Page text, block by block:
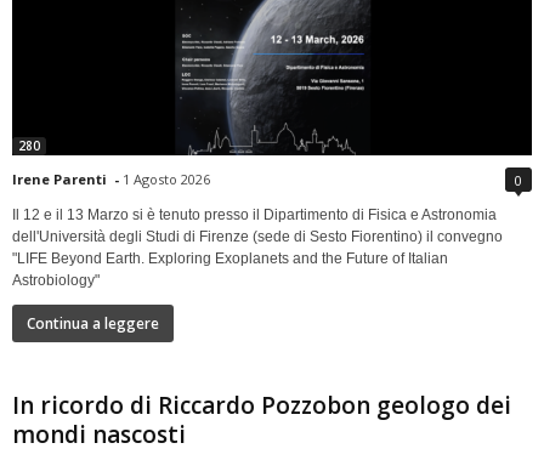
280
Irene Parenti - 1 Agosto 2026 0
Il 12 e il 13 Marzo si è tenuto presso il Dipartimento di Fisica e Astronomia
dell'Università degli Studi di Firenze (sede di Sesto Fiorentino) il convegno
"LIFE Beyond Earth. Exploring Exoplanets and the Future of Italian
Astrobiology"
Continua a leggere
In ricordo di Riccardo Pozzobon geologo dei
mondi nascosti